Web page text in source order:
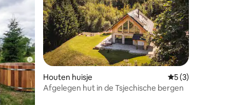
Houten huisje Gemiddelde
5 (3)
Afgelegen hut in de Tsjechische bergen